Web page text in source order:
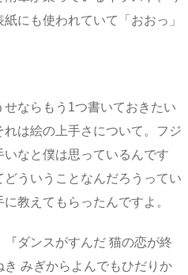
にも使われていて「おおっ」
ならもう1つ書いておきたい
は絵の上手さについて。フジ
なと僕は思っているんです
ういうことなんだろうってい
教えてもらったんですよ。
ダンスがすんだ 猫の恋が終
みぎからよんでもひだりか